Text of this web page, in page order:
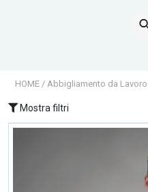
HOME / Abbigliamento da Lavoro
Mostra filtri